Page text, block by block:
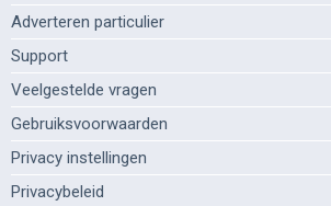
Adverteren particulier
Support
Veelgestelde vragen
Gebruiksvoorwaarden
Privacy instellingen
Privacybeleid